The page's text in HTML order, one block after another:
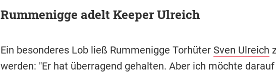
Rummenigge adelt Keeper Ulreich
Ein besonderes Lob ließ Rummenigge Torhüter Sven Ulreich
werden: "Er hat überragend gehalten. Aber ich möchte